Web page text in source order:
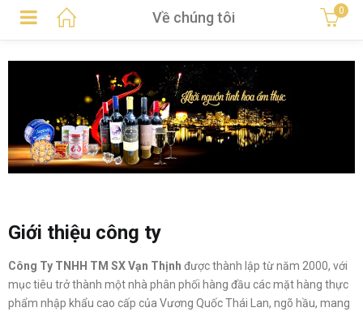
Về chúng tôi 0
Giới thiệu công ty
Công Ty TNHH TM SX Vạn Thịnh được thành lập từ năm 2000, với
mục tiêu trở thành một nhà phân phối hàng đầu các mặt hàng thực
phẩm nhập khẩu cao cấp của Vương Quốc Thái Lan, ngõ hầu, mang